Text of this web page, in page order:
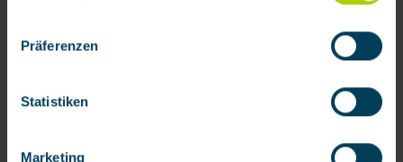
Mit Klick auf „[Zustimmen / Alles akzeptieren / etc.]“
erteilen Sie Ihre Einwilligung auch in die Weitergabe über
Ihr Verhalten in unserem Shop an unseren Partner, die
Deutschland), die diese Daten Ihnen nicht persönlich
zuordnen kann, sie aber zu eigenen Zwecken (z.B.
Präferenzen
Statistiken
Marketing
In the event of an accident, seconds can make all the
Documents